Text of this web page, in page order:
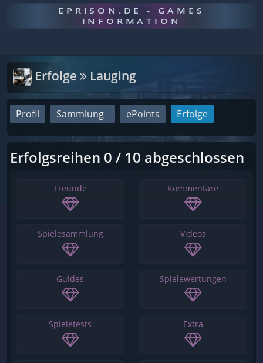
EPRISON.DE - GAMES
INFORMATION
Erfolge Lauging
Profil Sammlung ePoints Erfolge
Erfolgsreihen 0 / 10 abgeschlossen
Freunde Kommentare
Spielesammlung Videos
Guides Spielewertungen
Spieletests Extra